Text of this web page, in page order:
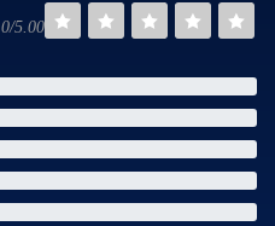
0/5.00 - based on 0 reviews